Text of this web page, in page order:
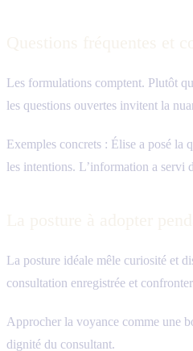
Les formulations comptent. Plutôt
les questions ouvertes invitent la
Exemples concrets : Élise a posé la
les intentions. L’information a servi
La posture idéale mêle curiosité et
consultation enregistrée et
Approcher la voyance comme une
dignité du consultant.